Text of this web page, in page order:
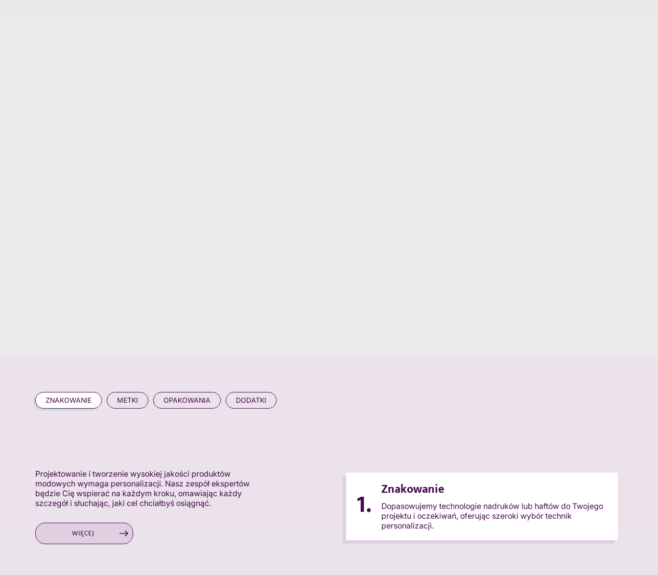
ZNAKOWANIE METKI OPAKOWANIA DODATKI
Projektowanie i tworzenie wysokiej jakości produktów
modowych wymaga personalizacji. Nasz zespół ekspertów
będzie Cię wspierać na każdym kroku, omawiając każdy
szczegół i słuchając, jaki cel chciałbyś osiągnąć.
WIĘCEJ
1. Znakowanie
Dopasowujemy technologie nadruków lub haftów do Twojego
projektu i oczekiwań, oferując szeroki wybór technik
personalizacji.